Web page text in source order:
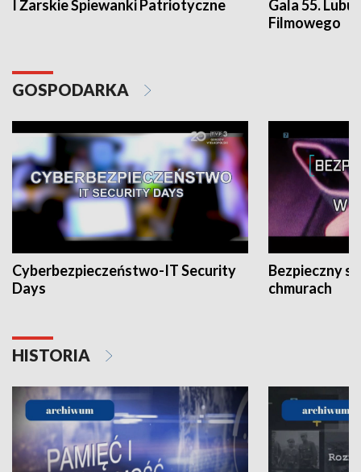
I Żarskie Śpiewanki Patriotyczne
Gala 55.
Filmowego
GOSPODARKA
Cyberbezpieczeństwo-IT Security
Days
Bezpieczny
chmurach
HISTORIA